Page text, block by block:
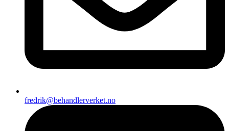
fredrik@behandlerverket.no